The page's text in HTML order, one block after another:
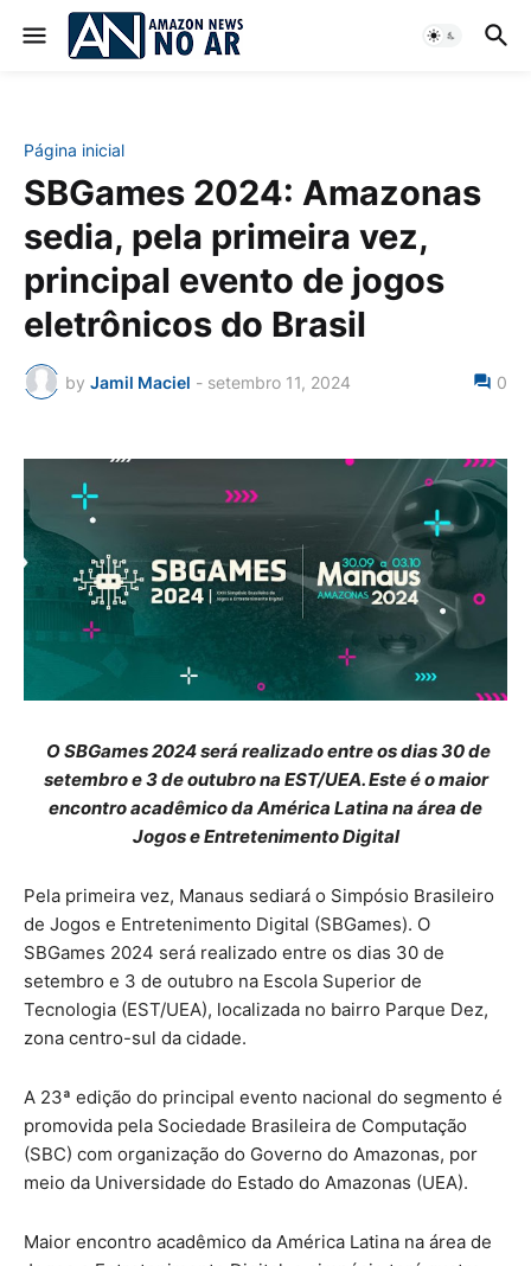
Página inicial
SBGames 2024: Amazonas
sedia, pela primeira vez,
principal evento de jogos
eletrônicos do Brasil
by Jamil Maciel - setembro 11, 2024 0
O SBGames 2024 será realizado entre os dias 30 de
setembro e 3 de outubro na EST/UEA. Este é o maior
encontro acadêmico da América Latina na área de
Jogos e Entretenimento Digital
Pela primeira vez, Manaus sediará o Simpósio Brasileiro
de Jogos e Entretenimento Digital (SBGames). O
SBGames 2024 será realizado entre os dias 30 de
setembro e 3 de outubro na Escola Superior de
Tecnologia (EST/UEA), localizada no bairro Parque Dez,
zona centro-sul da cidade.
A 23ª edição do principal evento nacional do segmento é
promovida pela Sociedade Brasileira de Computação
(SBC) com organização do Governo do Amazonas, por
meio da Universidade do Estado do Amazonas (UEA).
Maior encontro acadêmico da América Latina na área de